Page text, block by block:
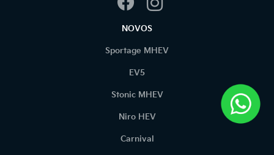
NOVOS
Sportage MHEV
EV5
Stonic MHEV
Niro HEV
Carnival